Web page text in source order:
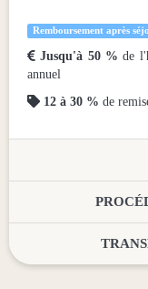
Remboursement après
 Jusqu'à 50 % de
annuel
 12 à 30 % de